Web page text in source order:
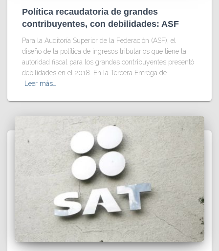
Política recaudatoria de grandes
contribuyentes, con debilidades: ASF
Para la Auditoría Superior de la Federación (ASF), el
diseño de la política de ingresos tributarios que tiene la
autoridad fiscal para los grandes contribuyentes presentó
debilidades en el 2018. En la Tercera Entrega de
Leer más…